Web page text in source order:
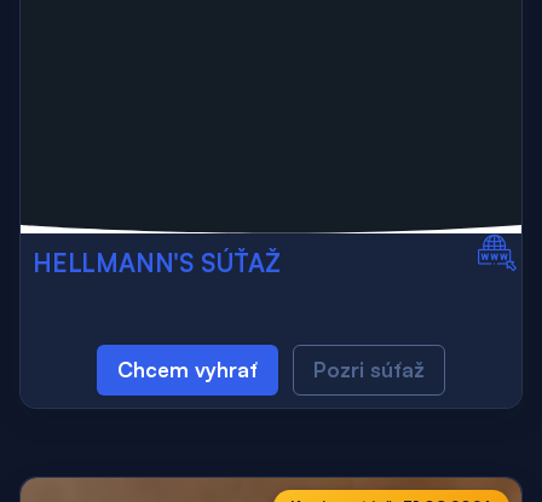
HELLMANN'S SÚŤAŽ
Chcem vyhrať Pozri súťaž